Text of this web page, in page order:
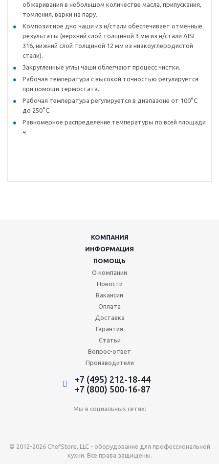
обжаривания в небольшом количестве масла, припускания,
томления, варки на пару.
Композитное дно чаши из н/стали обеспечивает отменные
результаты (верхний слой толщиной 3 мм из н/стали AISI
316, нижний слой толщиной 12 мм из низкоуглеродистой
стали).
Закругленные углы чаши облегчают процесс чистки.
Рабочая температура с высокой точностью регулируется
при помощи термостата.
Рабочая температура регулируется в диапазоне от 100°C
до 250°C.
Равномерное распределение температуры по всей площади
ч
КОМПАНИЯ
ИНФОРМАЦИЯ
ПОМОЩЬ
О компании
Новости
Вакансии
Оплата
Доставка
Гарантия
Статьи
Вопрос-ответ
Производители
+7 (495) 212-18-44
+7 (800) 500-16-87
Мы в социальных сетях:
© 2012-2026 ChefStore, LLC - оборудование для профессиональной
кухни. Все права защищены.